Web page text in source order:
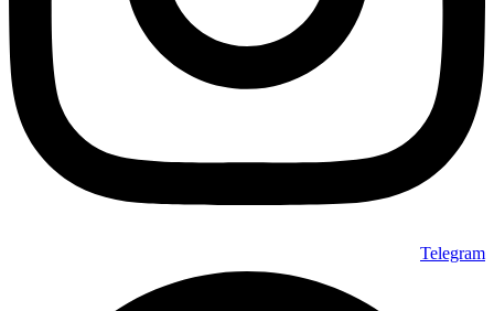
Telegram